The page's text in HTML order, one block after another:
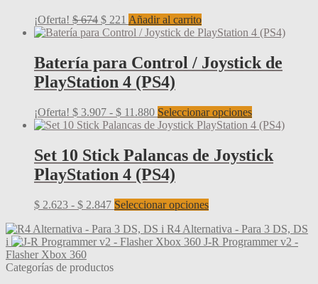
¡Oferta! $674 El
precio
$ 674.
$ 221 El
precio
es:
$ 221.
Añadir al carrito
Batería para Control / Joystick de
PlayStation 4 (PS4)
¡Oferta! $ 3.907 - $ 11.880Rango
de
$ 3.907
hasta
Seleccionar opcionesEste
producto
múltiples
variantes.
elegir
en
Set 10 Stick Palancas de Joystick
PlayStation 4 (PS4)
$ 2.623 - $ 2.847Rango
precios:
desde
hasta
Seleccionar opcionesEste
tiene
múltiples
R4 Alternativa - Para 3 DS, DS
i
J-R Programmer v2 -
Flasher Xbox 360
Categorías de productos